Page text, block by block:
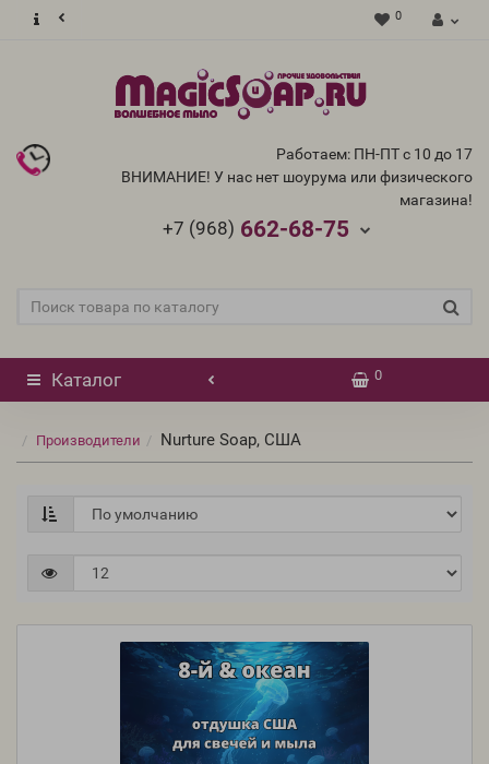
0
Работаем: ПН-ПТ с 10 до 17
ВНИМАНИЕ! У нас нет шоурума или физического
магазина!
+7 (968) 662-68-75
Каталог 0
Производители Nurture Soap, США